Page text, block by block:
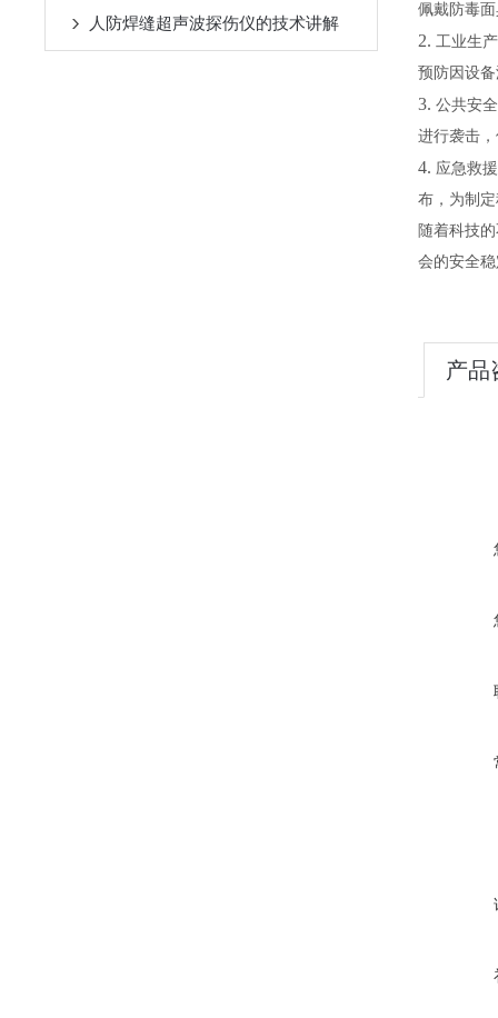
人防焊缝超声波探伤仪的技术讲解
佩戴防毒
2. 工业生
预防因设
3. 公共安
进行袭击
4. 应急救
布，为制
随着科技
会的安全
产品